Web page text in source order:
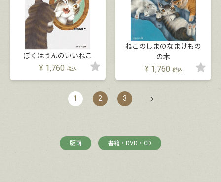
ぼくはうんのいいねこ
¥ 1,760 税込
ねこのしまのなまけもの
の木
¥ 1,760 税込
1 2 3
版画 書籍・DVD・CD